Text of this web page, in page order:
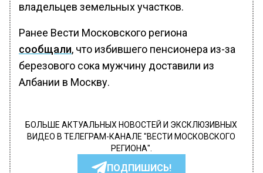
владельцев земельных участков.
Ранее Вести Московского региона
сообщали, что избившего пенсионера из-за
березового сока мужчину доставили из
Албании в Москву.
БОЛЬШЕ АКТУАЛЬНЫХ НОВОСТЕЙ И ЭКСКЛЮЗИВНЫХ
ВИДЕО В ТЕЛЕГРАМ-КАНАЛЕ "ВЕСТИ МОСКОВСКОГО
РЕГИОНА".
ПОДПИШИСЬ!